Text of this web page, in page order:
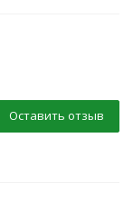
Оставить отзыв